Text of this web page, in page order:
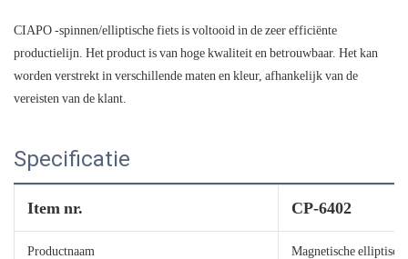
CIAPO -spinnen/elliptische fiets is voltooid in de zeer efficiënte
productielijn. Het product is van hoge kwaliteit en betrouwbaar. Het kan
worden verstrekt in verschillende maten en kleur, afhankelijk van de
vereisten van de klant.
Specificatie
Item nr. CP-6402
Productnaam Magnetische